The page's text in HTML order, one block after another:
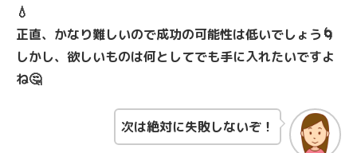
💧
正直、かなり難しいので成功の可能性は低いでしょう🌀
しかし、欲しいものは何としてでも手に入れたいですよ
ね🤔
次は絶対に失敗しないぞ！